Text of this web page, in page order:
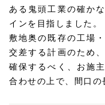
ある鬼頭工業の確か
インを目指しました。
敷地奥の既存の工場
交差する計画のため
確保するべく、お施
合わせの上で、間口の